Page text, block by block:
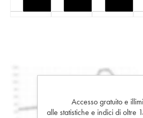
Accesso gratuito e
alle statistiche e indici di oltre